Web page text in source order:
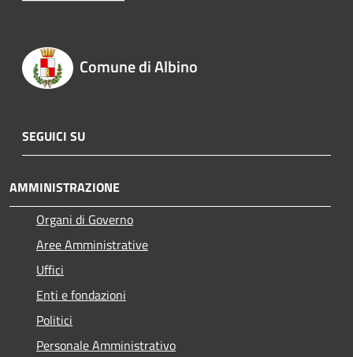
Comune di Albino
SEGUICI SU
AMMINISTRAZIONE
Organi di Governo
Aree Amministrative
Uffici
Enti e fondazioni
Politici
Personale Amministrativo